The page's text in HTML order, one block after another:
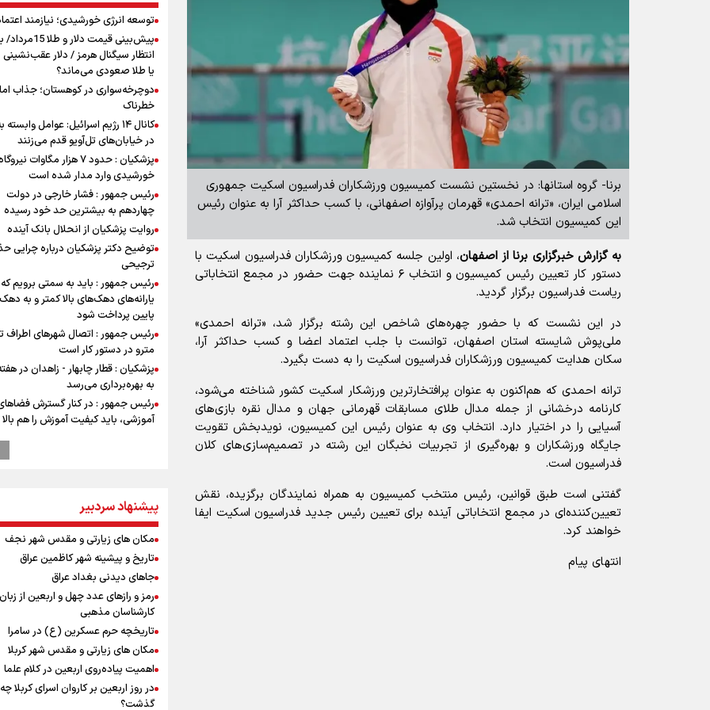
برنا- گروه استانها: در نخستین نشست کمیسیون ورزشکاران فدراسیون اسکیت جمهوری
اسلامی ایران، «ترانه احمدی» قهرمان پرآوازه اصفهانی، با کسب حداکثر آرا به عنوان رئیس
این کمیسیون انتخاب شد.
به گزارش خبرگزاری برنا از اصفهان، اولین جلسه کمیسیون ورزشکاران فدراسیون اسکیت با
دستور کار تعیین رئیس کمیسیون و انتخاب ۶ نماینده جهت حضور در مجمع انتخاباتی
ریاست فدراسیون برگزار گردید.
در این نشست که با حضور چهره‌های شاخص این رشته برگزار شد، «ترانه احمدی»
ملی‌پوش شایسته استان اصفهان، توانست با جلب اعتماد اعضا و کسب حداکثر آرا،
سکان هدایت کمیسیون ورزشکاران فدراسیون اسکیت را به دست بگیرد.
ترانه احمدی که هم‌اکنون به عنوان پرافتخارترین ورزشکار اسکیت کشور شناخته می‌شود،
کارنامه درخشانی از جمله مدال طلای مسابقات قهرمانی جهان و مدال نقره بازی‌های
آسیایی را در اختیار دارد. انتخاب وی به عنوان رئیس این کمیسیون، نویدبخش تقویت
جایگاه ورزشکاران و بهره‌گیری از تجربیات نخبگان این رشته در تصمیم‌سازی‌های کلان
فدراسیون است.
گفتنی است طبق قوانین، رئیس منتخب کمیسیون به همراه نمایندگان برگزیده، نقش
تعیین‌کننده‌ای در مجمع انتخاباتی آینده برای تعیین رئیس جدید فدراسیون اسکیت ایفا
خواهند کرد.
انتهای پیام
توسعه انرژی خورشیدی؛ نیازمند
پیش‌بینی قیمت دلار و
انتظار سیگنال هرمز / دلار
یا طلا صعودی می‌ماند؟
دوچرخه‌سواری در کوهستان؛ جذاب
خطرناک
کانال ۱۴ رژیم اسرائیل: عوامل
در خیابان‌های تل‌آویو قدم می‌زنند
پزشکیان : حدود ۷ هزار مگاوات
خورشیدی وارد مدار شده است
رئیس جمهور : فشار خارجی در دولت
چهاردهم به بیشترین حد خود رسیده
روایت پزشکیان از انحلال بانک آینده
توضیح دکتر پزشکیان درباره چرایی
ترجیحی
رئیس جمهور : باید به سمتی برویم که
یارانه‌های دهک‌های بالا کمتر و به
پایین پرداخت شود
رئیس جمهور : اتصال شهرهای اطراف
مترو در دستور کار است
پزشکیان : قطار چابهار - زاهدان در
به بهره‌برداری می‌رسد
رئیس جمهور : در کنار گسترش
آموزشی، باید کیفیت آموزش را هم بالا
پزشکیان: رهبر شهید سرمایه و
امضا شد
گزارشی از ورود وزیر ورزش و جوانان
باکو برای امضای سند برنامه اجرایی
آذربایجانی
عماد احمدوند : نسخه نانویی برای
بحران منابع آبی کشور
رهبر شهید انقلاب: ادّعاهای دروغین
آمریکایی‌ها باید افشا شود
یحیی سریع: در عملیاتی گسترده
نظامی وابسته به عربستان را هدف
مستمری مددجویان کفاف زندگی را
/ حمایت از ۱۹هزار زن‌ سرپرست خانوار
پیشنهاد سردبیر
مکان های زیارتی و مقدس شهر نجف
تاریخ و پیشینه شهر کاظمین عراق
جاهای دیدنی بغداد عراق
رمز و رازهای عدد چهل و اربعین از زبان
کارشناسان مذهبی
تاریخچه حرم عسکرین (ع) در سامرا
مکان های زیارتی و مقدس شهر کربلا
اهمیت پیاده‌روی اربعین در کلام علما
در روز اربعین بر کاروان اسرای کربلا چه
گذشت؟